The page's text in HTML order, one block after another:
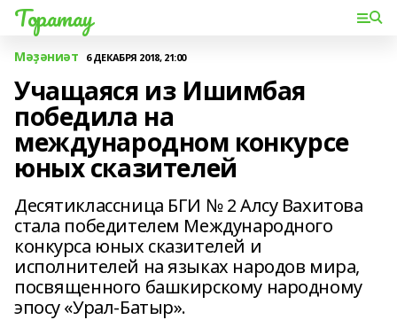
Торатау
Мәҙәниәт 6 ДЕКАБРЯ 2018, 21:00
Учащаяся из Ишимбая
победила на
международном конкурсе
юных сказителей
Десятиклассница БГИ № 2 Алсу Вахитова
стала победителем Международного
конкурса юных сказителей и
исполнителей на языках народов мира,
посвященного башкирскому народному
эпосу «Урал-Батыр».